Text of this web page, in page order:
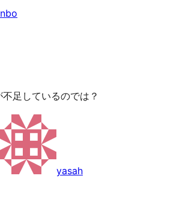
足しているのでは？
yasah